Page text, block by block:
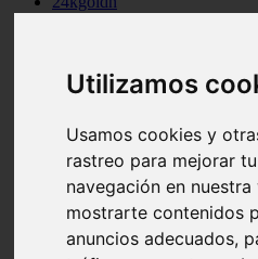
Utilizamos
Usamos cookies y
rastreo para mejorar
navegación en nuestra
mostrarte contenidos
anuncios adecuados,
aimee carty
anne marie
aretha franklin
ariana grande
ashe
atb
ava max
avicii